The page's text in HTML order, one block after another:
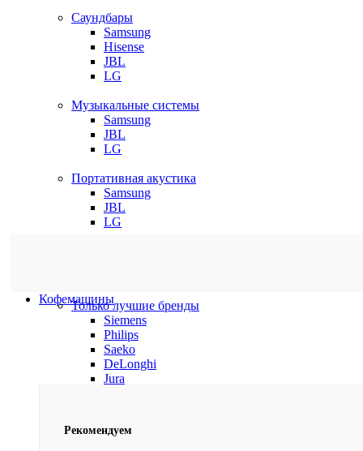
Саундбары
Samsung
Hisense
JBL
LG
Музыкальные системы
Samsung
JBL
LG
Портативная акустика
Samsung
JBL
LG
Кофемашины
Только лучшие бренды
Siemens
Philips
Saeko
DeLonghi
Jura
Рекомендуем